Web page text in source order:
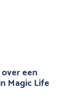
een
Magic Life